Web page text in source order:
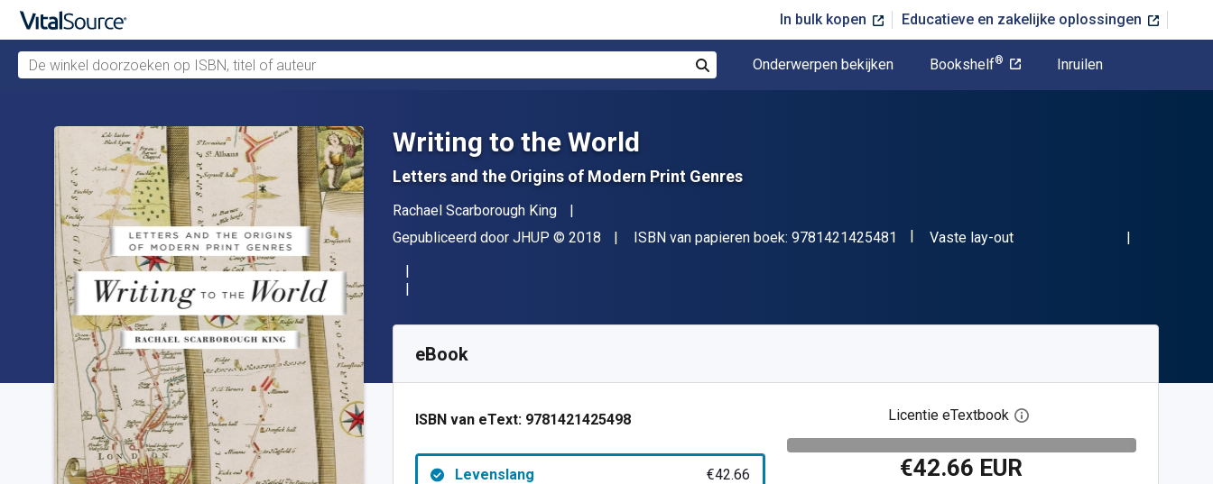
In bulk kopen Educatieve en zakelijke oplossingen
De winkel doorzoeken op ISBN, titel of auteur
Onderwerpen bekijken Bookshelf® Inruilen
Writing to the World
Letters and the Origins of Modern Print Genres
Auteur(s)
Rachael Scarborough King
Uitgever
Gepubliceerd door JHUP Copyright
© 2018 ISBN van papieren boek: 9781421425481 "ISBN-13 9781421425481"
Indeling
Vaste lay-out
SKU:
eBook
ISBN van eText: 9781421425498
Levenslang €42.66
Licentie eTextbook Open het dialoogvenster
€42.66 EUR